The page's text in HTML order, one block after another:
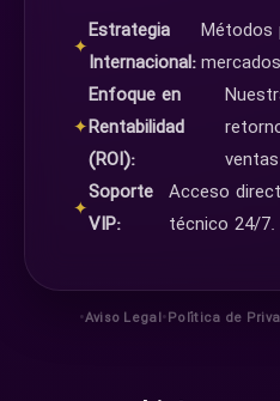
✦
Estrategia
Internacional:
Métodos
✦
Enfoque en
Rentabilidad
(ROI):
✦
Soporte
VIP:
Acceso
técnico 24/7.
•Aviso Legal•Política de